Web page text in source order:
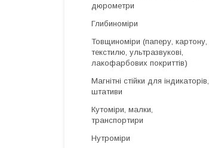
дюрометри
Глибиноміри
Товщиноміри (паперу, картону,
текстилю, ультразвукові,
лакофарбових покриттів)
Магнітні стійки для індикаторів,
штативи
Кутоміри, малки,
транспортири
Нутроміри